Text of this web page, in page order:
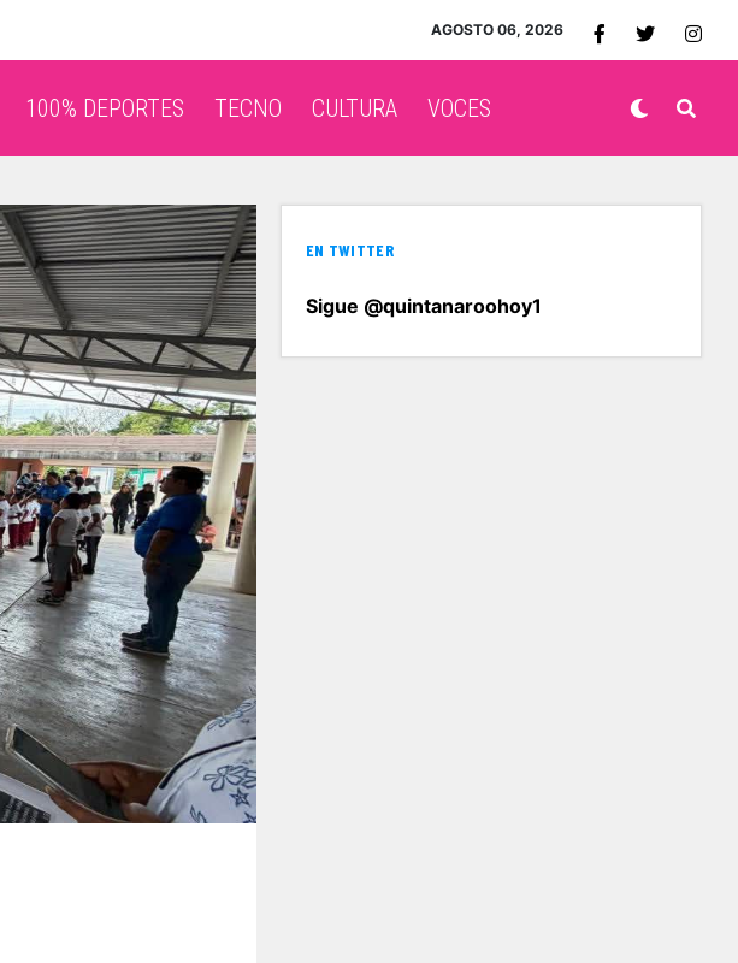
AGOSTO 06, 2026
100% DEPORTES TECNO CULTURA VOCES
EN TWITTER
Sigue @quintanaroohoy1